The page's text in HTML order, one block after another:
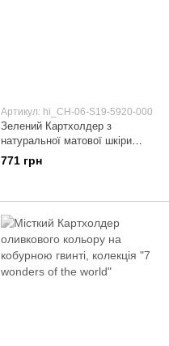
Артикул: hi_CH-06-S19-5920-000
Зелений Картхолдер з
натуральної матової шкіри
зеленого кольору
771 грн